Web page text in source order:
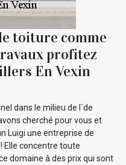
toiture comme
profitez
En Vexin
dans le milieu de l`de
cherché pour vous et
Luigi une entreprise de
Elle concentre toute
domaine à des prix qui sont